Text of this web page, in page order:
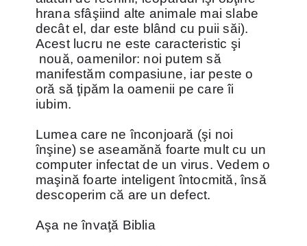
hrana sfâşiind alte animale mai slabe
decât el, dar este blând cu puii săi).
Acest lucru ne este caracteristic şi
nouă, oamenilor: noi putem să
manifestăm compasiune, iar peste o
oră să ţipăm la oamenii pe care îi
iubim.
Lumea care ne înconjoară (şi noi
înşine) se aseamănă foarte mult cu un
computer infectat de un virus. Vedem o
maşină foarte inteligent întocmită, însă
descoperim că are un defect.
Aşa ne învaţă Biblia